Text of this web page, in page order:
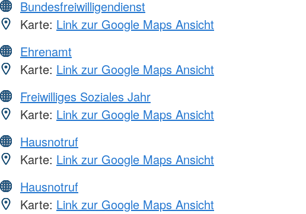
Bundesfreiwilligendienst
Karte: Link zur Google Maps Ansicht
Ehrenamt
Karte: Link zur Google Maps Ansicht
Freiwilliges Soziales Jahr
Karte: Link zur Google Maps Ansicht
Hausnotruf
Karte: Link zur Google Maps Ansicht
Hausnotruf
Karte: Link zur Google Maps Ansicht